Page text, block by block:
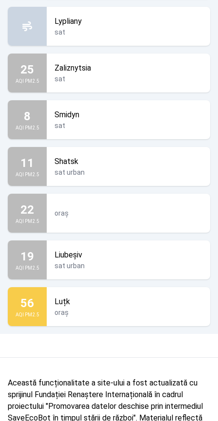
Lypliany
sat
25
AQI PM2.5
Zaliznytsia
sat
8
AQI PM2.5
Smidyn
sat
11
AQI PM2.5
Shatsk
sat urban
22
AQI PM2.5
oraș
19
AQI PM2.5
Liubeșiv
sat urban
56
AQI PM2.5
Luțk
oraș
Această funcționalitate a site-ului a fost actualizată cu
sprijinul Fundației Renaștere Internațională în cadrul
proiectului "Promovarea datelor deschise prin intermediul
SaveEcoBot în timpul stării de război". Materialul reflectă